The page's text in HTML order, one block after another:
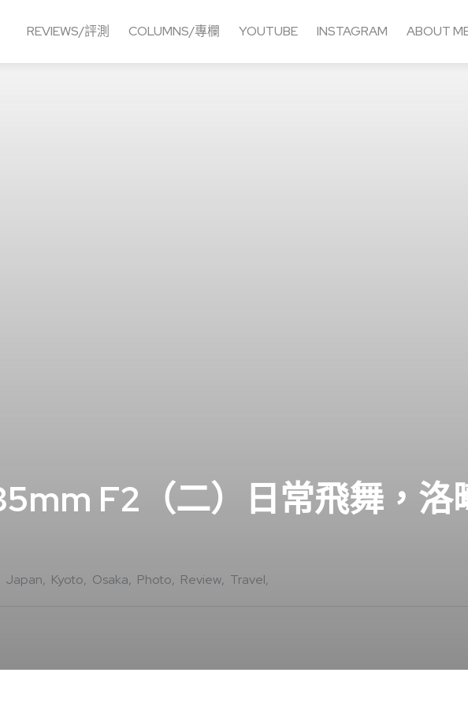
REVIEWS/評測 COLUMNS/專欄 YOUTUBE INSTAGRAM ABOUT
F2（二）日常飛舞，洛
Japan Kyoto Osaka Photo Review Travel